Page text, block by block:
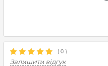
( 0 )
Залишити відгук